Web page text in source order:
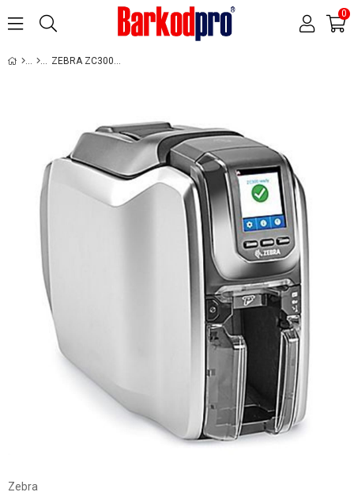
0
ZEBRA ZC300 ÇIFT YÜZ KART YAZICI BUNDLE
Zebra